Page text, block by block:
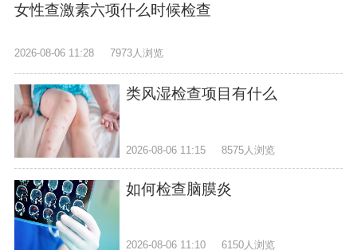
女性查激素六项什么时候检查
2026-08-06 11:28 7973人浏览
类风湿检查项目有什么
2026-08-06 11:15 8575人浏览
如何检查脑膜炎
2026-08-06 11:10 6150人浏览